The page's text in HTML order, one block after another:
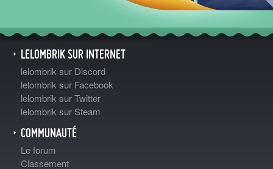
LELOMBRIK SUR INTERNET
lelombrik sur Discord
lelombrik sur Facebook
lelombrik sur Twitter
lelombrik sur Steam
COMMUNAUTÉ
Le forum
Classement